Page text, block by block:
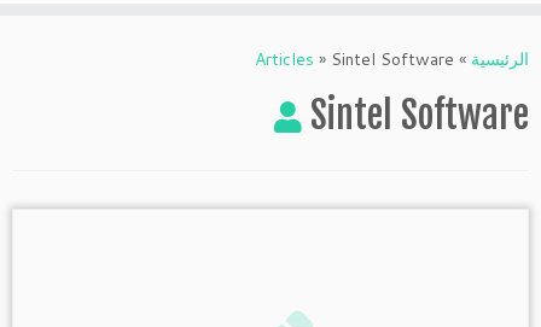
toالرئيسية »
Articles » Sintel Software
Sintel Software